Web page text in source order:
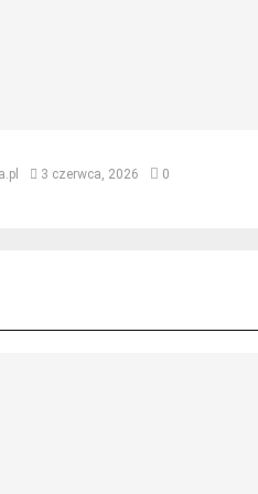
3 czerwca, 2026 0